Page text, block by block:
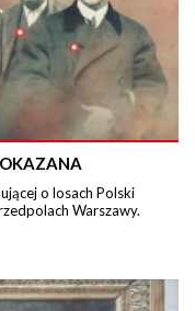
o losach Polski
Warszawy.